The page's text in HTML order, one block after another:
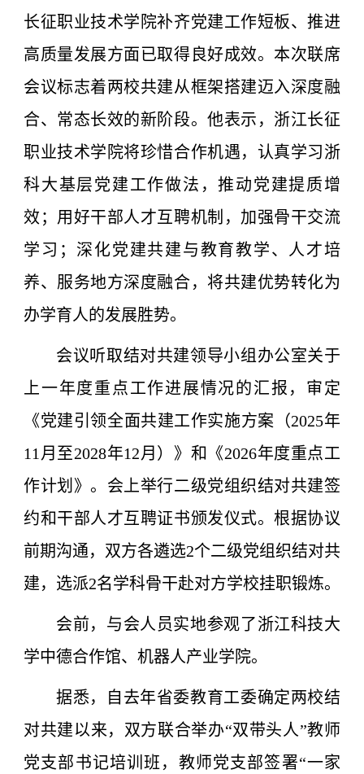
长征职业技术学院补齐党建工作短板、推进
高质量发展方面已取得良好成效。本次联席
会议标志着两校共建从框架搭建迈入深度融
合、常态长效的新阶段。他表示，浙江长征
职业技术学院将珍惜合作机遇，认真学习浙
科大基层党建工作做法，推动党建提质增
效；用好干部人才互聘机制，加强骨干交流
学习；深化党建共建与教育教学、人才培
养、服务地方深度融合，将共建优势转化为
办学育人的发展胜势。
会议听取结对共建领导小组办公室关于
上一年度重点工作进展情况的汇报，审定
《党建引领全面共建工作实施方案（2025年
11月至2028年12月）》和《2026年度重点工
作计划》。会上举行二级党组织结对共建签
约和干部人才互聘证书颁发仪式。根据协议
前期沟通，双方各遴选2个二级党组织结对共
建，选派2名学科骨干赴对方学校挂职锻炼。
会前，与会人员实地参观了浙江科技大
学中德合作馆、机器人产业学院。
据悉，自去年省委教育工委确定两校结
对共建以来，双方联合举办“双带头人”教师
党支部书记培训班，教师党支部签署“一家